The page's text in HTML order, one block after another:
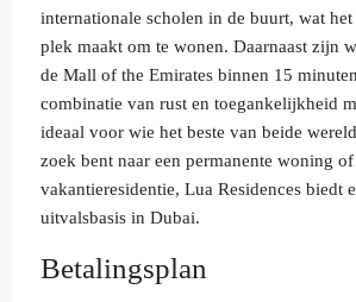
internationale scholen in de buurt, wat
plek maakt om te wonen. Daarnaast zijn
de Mall of the Emirates binnen 15
combinatie van rust en toegankelijkheid
ideaal voor wie het beste van beide
zoek bent naar een permanente woning of
vakantieresidentie, Lua Residences biedt
uitvalsbasis in Dubai.
Betalingsplan